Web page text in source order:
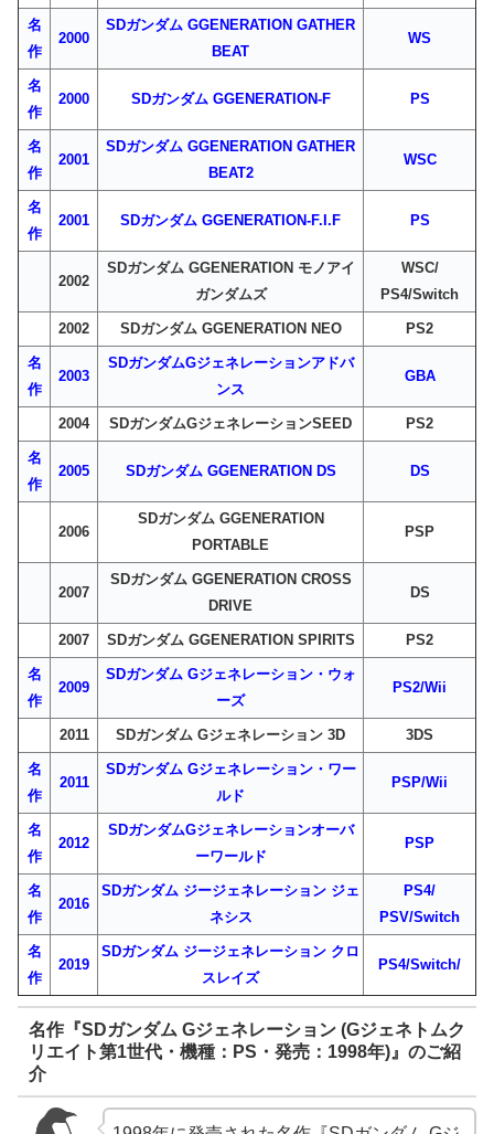
名
作
2000
SDガンダム GGENERATION GATHER
BEAT
WS
名
作
2000 SDガンダム GGENERATION-F PS
名
作
2001
SDガンダム GGENERATION GATHER
BEAT2
WSC
名
作
2001 SDガンダム GGENERATION-F.I.F PS
2002
SDガンダム GGENERATION モノアイ
ガンダムズ
WSC/
PS4/Switch
2002 SDガンダム GGENERATION NEO PS2
名
作
2003
SDガンダムGジェネレーションアドバ
ンス
GBA
2004 SDガンダムGジェネレーションSEED PS2
名
作
2005 SDガンダム GGENERATION DS DS
2006
SDガンダム GGENERATION
PORTABLE
PSP
2007
SDガンダム GGENERATION CROSS
DRIVE
DS
2007 SDガンダム GGENERATION SPIRITS PS2
名
作
2009
SDガンダム Gジェネレーション・ウォ
ーズ
PS2/Wii
2011 SDガンダム Gジェネレーション 3D 3DS
名
作
2011
SDガンダム Gジェネレーション・ワー
ルド
PSP/Wii
名
作
2012
SDガンダムGジェネレーションオーバ
ーワールド
PSP
名
作
2016
SDガンダム ジージェネレーション ジェ
ネシス
PS4/
PSV/Switch
名
作
2019
SDガンダム ジージェネレーション クロ
スレイズ
PS4/Switch/
名作『SDガンダム Gジェネレーション (Gジェネトムク
リエイト第1世代・機種：PS・発売：1998年)』のご紹
介